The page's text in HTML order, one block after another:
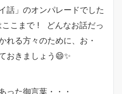
話」のオンパレードでした
こまで ! どんなお話だっ
れる方々のために、お・
おきましょう😄✨
った御言葉・・・